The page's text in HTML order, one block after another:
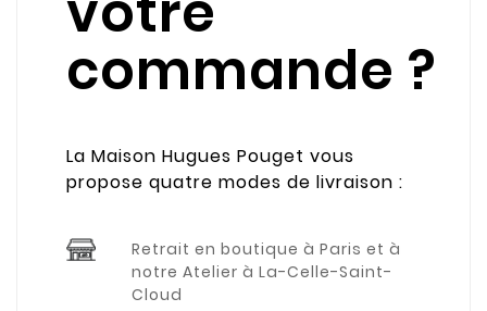
commande ?
La Maison Hugues Pouget vous
propose quatre modes de livraison :
Retrait en boutique à Paris et à
notre Atelier à La-Celle-Saint-
Cloud